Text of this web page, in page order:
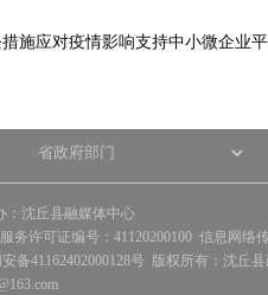
措施应对疫情影响支持中小微企业
：沈丘县融媒体中心
务许可证编号：41120200100 信息网络
备41162402000128号 版权所有：沈丘